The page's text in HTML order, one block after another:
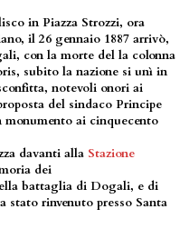
in Piazza Strozzi, ora
il 26 gennaio 1887 arrivò,
con la morte del la colonna
subito la nazione si unì in
notevoli onori ai
del sindaco Principe
monumento ai cinquecento
davanti alla Stazione
dei
battaglia di Dogali, e di
stato rinvenuto presso Santa